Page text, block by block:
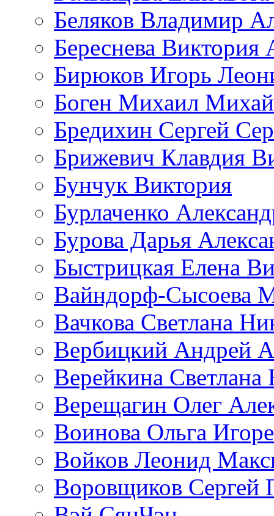
Беляков Владимир
Береснева Виктория
Бирюков Игорь
Боген Михаил
Бредихин Сергей
Брижевич Клавдия
Бунчук Виктория
Бурлаченко
Бурова Дарья
Быстрицкая Елена
Вайндорф-Сысоева
Вачкова Светлана
Вербицкий Андрей
Верейкина Светлана
Верещагин Олег
Воинова Ольга
Войков Леонид
Воровщиков Сергей